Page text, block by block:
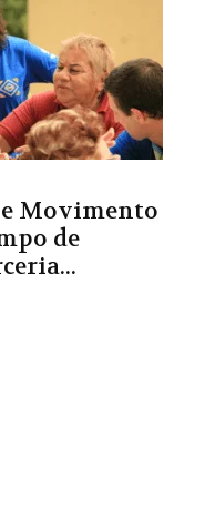
e Movimento
de